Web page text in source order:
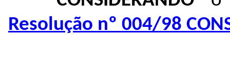
Resolução nº 004/98